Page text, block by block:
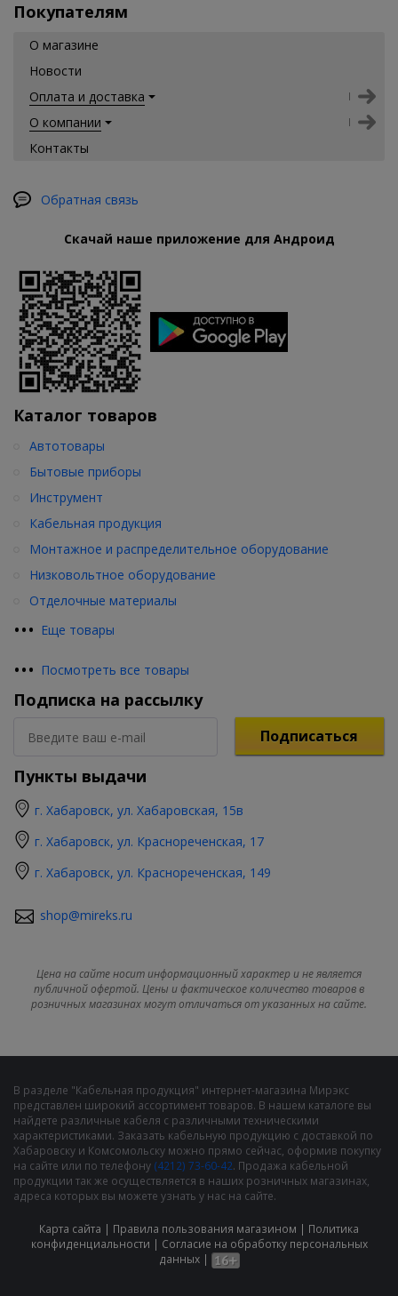
Покупателям
О магазине
Новости
Оплата и доставка
О компании
Контакты
Обратная связь
Скачай наше приложение для Андроид
Каталог товаров
••• Еще товары
Автотовары
Бытовые приборы
Инструмент
Кабельная продукция
Монтажное и распределительное оборудование
Низковольтное оборудование
Отделочные материалы
••• Посмотреть все товары
Подписка на рассылку
Подписаться
Пункты выдачи
г. Хабаровск, ул. Хабаровская, 15в
г. Хабаровск, ул. Краснореченская, 17
г. Хабаровск, ул. Краснореченская, 149
shop@mireks.ru
Цена на сайте носит информационный характер и не является
публичной офертой. Цены и фактическое количество товаров в
розничных магазинах могут отличаться от указанных на сайте.
В разделе "Кабельная продукция" интернет-магазина Мирэкс
представлен широкий ассортимент товаров. В нашем каталоге вы
найдете различные кабеля с различными техническими
характеристиками. Заказать кабельную продукцию с доставкой по
Хабаровску и Комсомольску можно прямо сейчас, оформив покупку
на сайте или по телефону (4212) 73-60-42. Продажа кабельной
продукции так же осуществляется в наших розничных магазинах,
адреса которых вы можете узнать у нас на сайте.
Карта сайта | Правила пользования магазином | Политика
конфиденциальности | Cогласие на обработку персональных
данных|